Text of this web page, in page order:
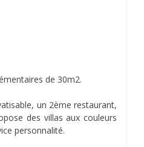
de 30m2.
un 2ème restaurant,
des villas aux couleurs
personnalité.